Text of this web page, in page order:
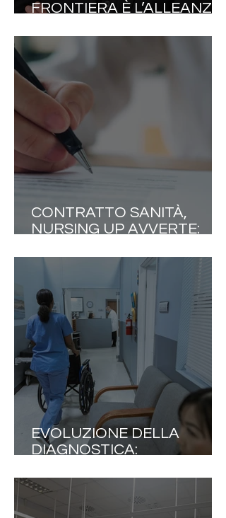
FRONTIERA È L’ALLEANZA
CONTRATTO SANITÀ,
NURSING UP AVVERTE:
NON DIVENTI UN
PRETESTO PER LIVELLARE
LE PROFESSIONI»
EVOLUZIONE DELLA
DIAGNOSTICA:
PERCORSI COME DRIVER
DI EFFICIENZA SANITARIA